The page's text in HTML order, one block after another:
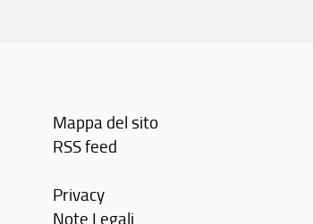
Mappa del sito
RSS feed
Privacy
Note Legali